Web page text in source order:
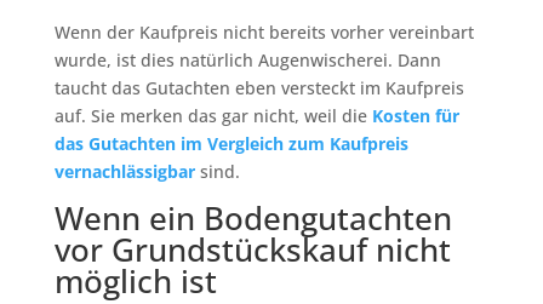
Wenn der Kaufpreis nicht bereits vorher vereinbart
wurde, ist dies natürlich Augenwischerei. Dann
taucht das Gutachten eben versteckt im Kaufpreis
auf. Sie merken das gar nicht, weil die Kosten für
das Gutachten im Vergleich zum Kaufpreis
vernachlässigbarsind.
Wenn ein Bodengutachten
vor Grundstückskauf nicht
möglich ist